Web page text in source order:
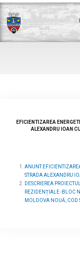
Skip
to
content
EFICIENTIZAREA
ALEXANDRU IOAN
STRADA ALEXANDRU
DESCRIEREA
REZIDENȚIALE -BLOC
MOLDOVA NOUĂ, COD